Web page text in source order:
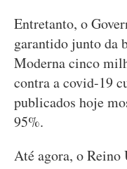
Entretanto, o
garantido junto da
Moderna cinco
contra a covid-19
publicados hoje
95%.
Até agora, o Reino